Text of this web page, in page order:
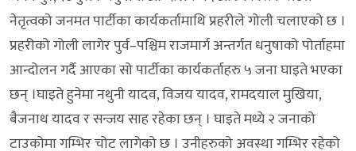
नेतृत्वको जनमत पार्टीका कार्यकर्तामाथि प्रहरीले गोली चलाएको छ ।
प्रहरीको गोली लागेर पुर्व–पश्चिम राजमार्ग अन्तर्गत धनुषाको पोर्ताहमा
आन्दोलन गर्दै आएका सो पार्टीका कार्यकर्ताहरु ५ जना घाइते भएका
छन् ।घाइते हुनेमा नथुनी यादव, विजय यादव, रामदयाल मुखिया,
बैजनाथ यादव र सन्जय साह रहेका छन् । घाइते मध्ये २ जनाको
टाउकोमा गम्भिर चोट लागेको छ । उनीहरुको अवस्था गम्भिर रहेको